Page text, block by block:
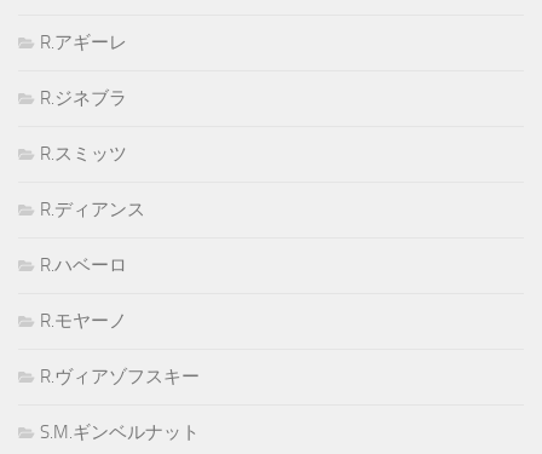
R.アギーレ
R.ジネブラ
R.スミッツ
R.ディアンス
R.ハベーロ
R.モヤーノ
R.ヴィアゾフスキー
S.M.ギンベルナット